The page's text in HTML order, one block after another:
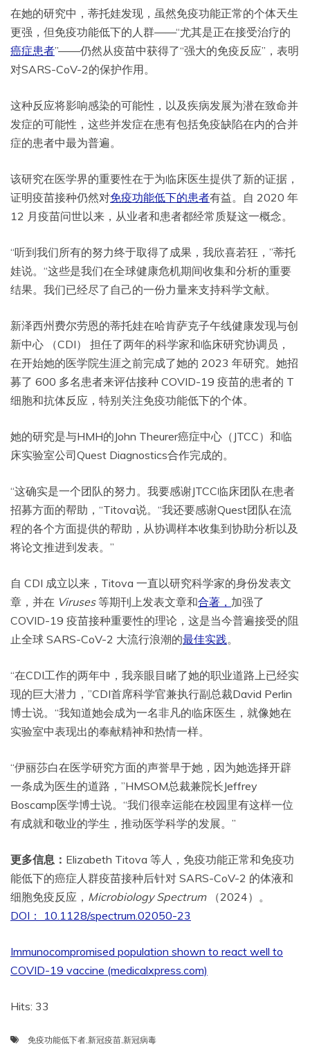
在她的研究中，蒂托娃发现，虽然免疫功能正常的个体天生
更强，但免疫功能低下的人群——“尤其是正在接受治疗的
癌症患者”——仍然从疫苗中获得了“强大的免疫反应”，表明
对SARS-CoV-2的保护作用。
这种反应将影响感染的可能性，以及疾病发展为潜在致命并
发症的可能性，这些并发症在患有包括免疫缺陷在内的合并
症的患者中最为普遍。
该研究在医学界的重要性在于为临床医生提供了新的证据，
证明疫苗接种仍然对免疫功能低下的患者有益。自 2020 年
12 月疫苗问世以来，从业者和患者都经常质疑这一概念。
“听到我们所有的努力终于取得了成果，我欣喜若狂，”蒂托
娃说。“这些是我们在全球健康危机期间收集和分析的重要
结果。我们已经尽了自己的一份力量来支持科学文献。
新泽西州费尔劳恩的蒂托娃在哈肯萨克子午线健康发现与创
新中心 （CDI） 担任了两年的科学家和临床研究协调员，
在开始她的医学院生涯之前完成了她的 2023 年研究。她招
募了 600 多名患者来评估接种 COVID-19 疫苗的患者的 T
细胞和抗体反应，特别关注免疫功能低下的个体。
她的研究是与HMH的John Theurer癌症中心（JTCC）和临
床实验室公司Quest Diagnostics合作完成的。
“这确实是一个团队的努力。我要感谢JTCC临床团队在患者
招募方面的帮助，“Titova说。“我还要感谢Quest团队在流
程的各个方面提供的帮助，从协调样本收集到协助分析以及
将论文推进到发表。”
自 CDI 成立以来，Titova 一直以研究科学家的身份发表文
章，并在 Viruses等期刊上发表文章和合著， 加强了
COVID-19 疫苗接种重要性的理论，这是当今普遍接受的阻
止全球 SARS-CoV-2 大流行浪潮的最佳实践。
“在CDI工作的两年中，我亲眼目睹了她的职业道路上已经实
现的巨大潜力，”CDI首席科学官兼执行副总裁David Perlin
博士说。“我知道她会成为一名非凡的临床医生，就像她在
实验室中表现出的奉献精神和热情一样。
“伊丽莎白在医学研究方面的声誉早于她，因为她选择开辟
一条成为医生的道路，”HMSOM总裁兼院长Jeffrey
Boscamp医学博士说。“我们很幸运能在校园里有这样一位
有成就和敬业的学生，推动医学科学的发展。”
更多信息： Elizabeth Titova 等人，免疫功能正常和免疫功
能低下的癌症人群疫苗接种后针对 SARS-CoV-2 的体液和
细胞免疫反应， Microbiology Spectrum（2024）。
DOI： 10.1128/spectrum.02050-23
Immunocompromised population shown to react well to
COVID-19 vaccine (medicalxpress.com)
Hits: 33
免疫功能低下者,新冠疫苗,新冠病毒